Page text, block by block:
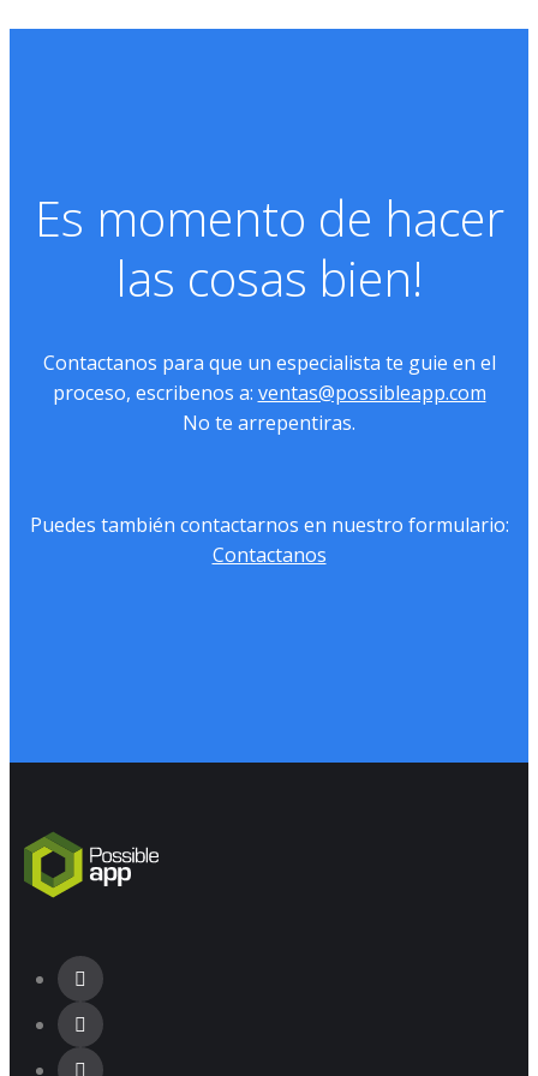
Es momento de hacer
las cosas bien!
Contactanos para que un especialista te guie en el
proceso, escribenos a: ventas@possibleapp.com
No te arrepentiras.
Puedes también contactarnos en nuestro formulario:
Contactanos